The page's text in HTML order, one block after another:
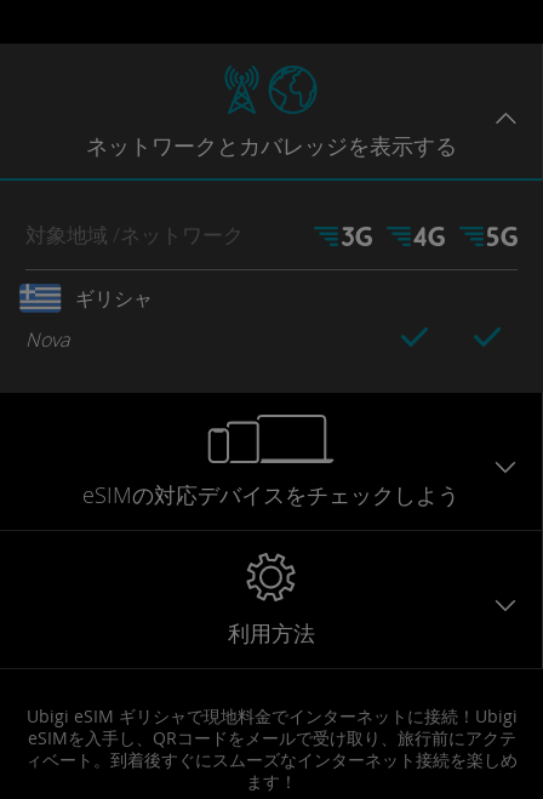
ネットワークとカバレッジを表示する
対象地域 /ネットワーク
ギリシャ
Nova
eSIMの対応デバイスをチェックしよう
利用方法
Ubigi eSIM ギリシャで現地料金でインターネットに接続！Ubigi
eSIMを入手し、QRコードをメールで受け取り、旅行前にアクテ
ィベート。到着後すぐにスムーズなインターネット接続を楽しめ
ます！